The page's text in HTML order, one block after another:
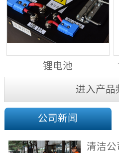
锂电池
进入产品
公司新闻
清洁